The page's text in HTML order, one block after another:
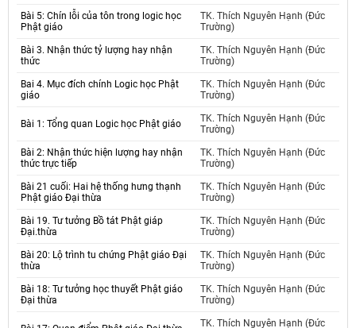
Bài 5: Chín lỗi của tôn trong logic học
Phật giáo
TK. Thích Nguyên Hạnh (Đức
Trường)
Bài 3. Nhận thức tỷ lượng hay nhận
thức
TK. Thích Nguyên Hạnh (Đức
Trường)
Bai 4. Mục đích chính Logic học Phật
giáo
TK. Thích Nguyên Hạnh (Đức
Trường)
Bài 1: Tổng quan Logic học Phật giáo
TK. Thích Nguyên Hạnh (Đức
Trường)
Bài 2: Nhận thức hiện lượng hay nhận
thức trực tiếp
TK. Thích Nguyên Hạnh (Đức
Trường)
Bài 21 cuối: Hai hệ thống hưng thạnh
Phật giáo Đại thừa
TK. Thích Nguyên Hạnh (Đức
Trường)
Bài 19. Tư tưởng Bồ tát Phật giáp
Đại.thừa
TK. Thích Nguyên Hạnh (Đức
Trường)
Bài 20: Lộ trình tu chứng Phật giáo Đại
thừa
TK. Thích Nguyên Hạnh (Đức
Trường)
Bài 18: Tư tưởng học thuyết Phật giáo
Đại thừa
TK. Thích Nguyên Hạnh (Đức
Trường)
TK. Thích Nguyên Hạnh (Đức